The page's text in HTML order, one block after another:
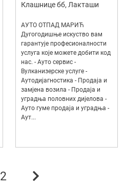
Клашнице бб, Лакташи
АУТО ОТПАД МАРИЋ
Дугогодишње искуство вам
гарантује професионалности
услуга које можете добити код
нас. - Ауто сервис -
Вулканизерске услуге -
Аутодијагностика - Продаја и
замјена возила - Продаја и
уградња половних дијелова -
Ауто гуме продаја и уградња -
Аут...
2